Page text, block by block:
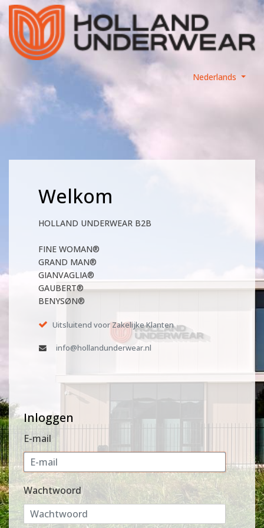
Nederlands
Welkom
HOLLAND UNDERWEAR B2B
FINE WOMAN®
GRAND MAN®
GIANVAGLIA®
GAUBERT®
BENYSØN®
Uitsluitend voor Zakelijke Klanten
info@hollandunderwear.nl
Inloggen
E-mail
Wachtwoord